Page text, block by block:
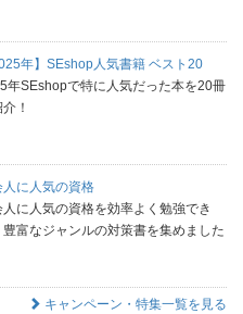
年】SEshop人気書籍 ベスト20
年SEshopで特に人気だった本を20冊
！
人に人気の資格
人に人気の資格を効率よく勉強でき
豊富なジャンルの対策書を集めました
キャンペーン・特集一覧を見る